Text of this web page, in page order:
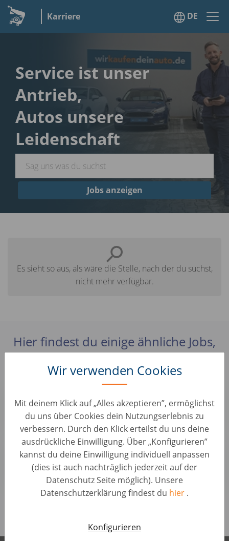
Karriere DE
Wir verwenden Cookies
Mit deinem Klick auf „Alles akzeptieren”, ermöglichst
du uns über Cookies dein Nutzungserlebnis zu
verbessern. Durch den Klick erteilst du uns deine
ausdrückliche Einwilligung. Über „Konfigurieren”
kannst du deine Einwilligung individuell anpassen
(dies ist auch nachträglich jederzeit auf der
Datenschutz Seite möglich). Unsere
Datenschutzerklärung findest du hier .
Konfigurieren
Service ist unser
Antrieb,
Autos unsere
Leidenschaft
Jobs anzeigen
Es sieht so aus, als wäre die Stelle, nach der du suchst,
nicht mehr verfügbar.
Hier findest du einige ähnliche Jobs,
die für dich interessant sein könnten:
Sachbearbeitung & Operations • Albanien, Tirana
AUTO1 Group
Evaluation Quality Agent|Data Entry
Sachbearbeitung & Operations • Albanien, Tirana
AUTO1 Group